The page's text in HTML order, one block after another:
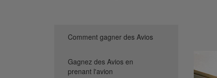
Comment gagner des Avios
Gagnez des Avios en
prenant l'avion